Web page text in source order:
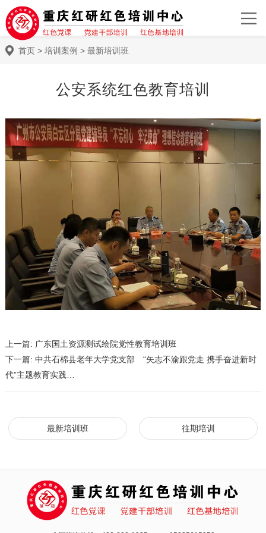
首页> 培训案例 > 最新培训班
公安系统红色教育培训
上一篇: 广东国土资源测试绘院党性教育培训班
下一篇: 中共石棉县老年大学党支部 “矢志不渝跟党走 携手奋进新时
代”主题教育实践…
最新培训班 往期培训